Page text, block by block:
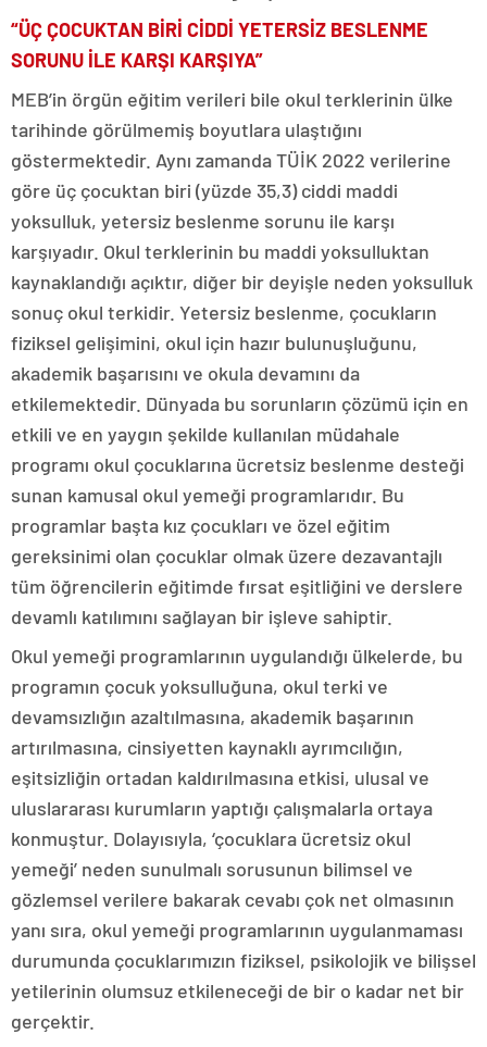
“ÜÇ ÇOCUKTAN BİRİ CİDDİ YETERSİZ BESLENME
SORUNU İLE KARŞI KARŞIYA”
MEB’in örgün eğitim verileri bile okul terklerinin ülke
tarihinde görülmemiş boyutlara ulaştığını
göstermektedir. Aynı zamanda TÜİK 2022 verilerine
göre üç çocuktan biri (yüzde 35,3) ciddi maddi
yoksulluk, yetersiz beslenme sorunu ile karşı
karşıyadır. Okul terklerinin bu maddi yoksulluktan
kaynaklandığı açıktır, diğer bir deyişle neden yoksulluk
sonuç okul terkidir. Yetersiz beslenme, çocukların
fiziksel gelişimini, okul için hazır bulunuşluğunu,
akademik başarısını ve okula devamını da
etkilemektedir. Dünyada bu sorunların çözümü için en
etkili ve en yaygın şekilde kullanılan müdahale
programı okul çocuklarına ücretsiz beslenme desteği
sunan kamusal okul yemeği programlarıdır. Bu
programlar başta kız çocukları ve özel eğitim
gereksinimi olan çocuklar olmak üzere dezavantajlı
tüm öğrencilerin eğitimde fırsat eşitliğini ve derslere
devamlı katılımını sağlayan bir işleve sahiptir.
Okul yemeği programlarının uygulandığı ülkelerde, bu
programın çocuk yoksulluğuna, okul terki ve
devamsızlığın azaltılmasına, akademik başarının
artırılmasına, cinsiyetten kaynaklı ayrımcılığın,
eşitsizliğin ortadan kaldırılmasına etkisi, ulusal ve
uluslararası kurumların yaptığı çalışmalarla ortaya
konmuştur. Dolayısıyla, ‘çocuklara ücretsiz okul
yemeği’ neden sunulmalı sorusunun bilimsel ve
gözlemsel verilere bakarak cevabı çok net olmasının
yanı sıra, okul yemeği programlarının uygulanmaması
durumunda çocuklarımızın fiziksel, psikolojik ve bilişsel
yetilerinin olumsuz etkileneceği de bir o kadar net bir
gerçektir.